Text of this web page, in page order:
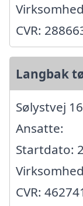
CVR:
Langbak
Sølystvej
Ansatte:
Startdato:
CVR: